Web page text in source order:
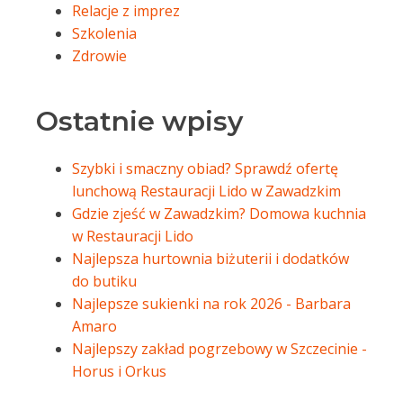
Relacje z imprez
Szkolenia
Zdrowie
Ostatnie wpisy
Szybki i smaczny obiad? Sprawdź ofertę
lunchową Restauracji Lido w Zawadzkim
Gdzie zjeść w Zawadzkim? Domowa kuchnia
w Restauracji Lido
Najlepsza hurtownia biżuterii i dodatków
do butiku
Najlepsze sukienki na rok 2026 - Barbara
Amaro
Najlepszy zakład pogrzebowy w Szczecinie -
Horus i Orkus